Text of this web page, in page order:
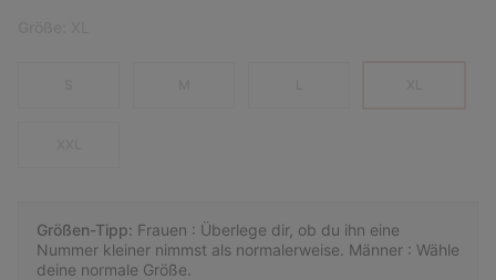
Größen-Tipp: Frauen : Überlege dir, ob du ihn eine
Nummer kleiner nimmst als normalerweise. Männer : Wähle
deine normale Größe.